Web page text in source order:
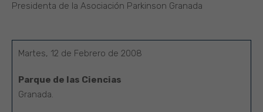
Presidenta de la Asociación Parkinson Granada
Martes, 12 de Febrero de 2008
Parque de las Ciencias
Granada.